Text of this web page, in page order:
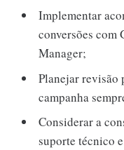
Implementar
conversões com
Manager;
Planejar revisão
campanha
Considerar a
suporte técnico